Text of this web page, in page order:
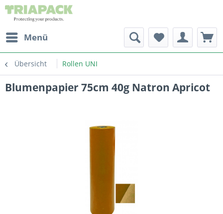
Menü
Übersicht Rollen UNI
Blumenpapier 75cm 40g Natron Apricot